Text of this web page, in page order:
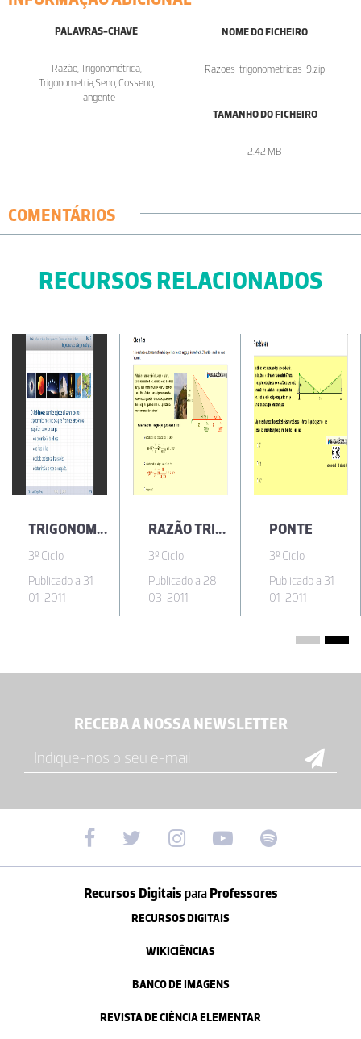
PALAVRAS-CHAVE
Razão, Trigonométrica,
Trigonometria,Seno, Cosseno,
Tangente
NOME DO FICHEIRO
Razoes_trigonometricas_9.zip
TAMANHO DO FICHEIRO
2.42 MB
COMENTÁRIOS
RECURSOS RELACIONADOS
TRIGONOMETRIA
3º Ciclo
Publicado a 31-
01-2011
RAZÃO TRIGONOMÉTRICA CABO DA ROCA
3º Ciclo
Publicado a 28-
03-2011
PONTE
3º Ciclo
Publicado a 31-
01-2011
RECEBA A NOSSA NEWSLETTER
Recursos Digitais paraProfessores
RECURSOS DIGITAIS
WIKICIÊNCIAS
BANCO DE IMAGENS
REVISTA DE CIÊNCIA ELEMENTAR